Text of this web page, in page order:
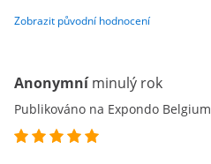
Zobrazit původní hodnocení
Anonymní minulý rok
Publikováno na Expondo Belgium